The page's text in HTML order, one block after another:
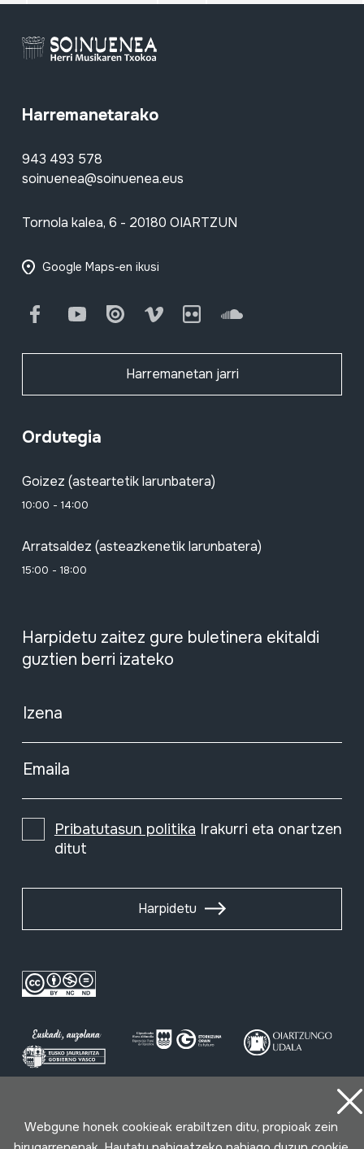
Harremanetarako
943 493 578
soinuenea@soinuenea.eus
Tornola kalea, 6 - 20180 OIARTZUN
Google Maps-en ikusi
FacebookYoutube Issuu Vimeo Flickr SoundCloud
Harremanetan jarri
Ordutegia
Goizez (asteartetik larunbatera)
10:00 - 14:00
Arratsaldez (asteazkenetik larunbatera)
15:00 - 18:00
Harpidetu zaitez gure buletinera ekitaldi
guztien berri izateko
Izena
Emaila
Pribatutasun politika Irakurri eta onartzen
ditut
Harpidetu
Webgune honek cookieak erabiltzen ditu, propioak zein